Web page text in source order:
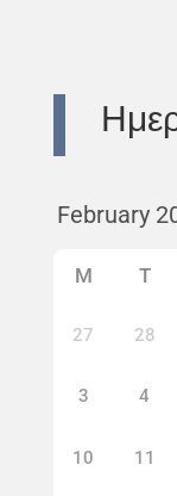
M T
27 28
3 4
10 11